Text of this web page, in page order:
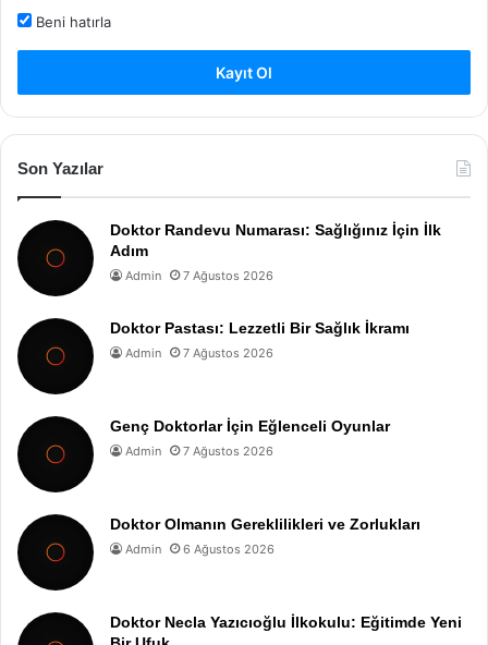
Beni hatırla
Kayıt Ol
Son Yazılar
Doktor Randevu Numarası: Sağlığınız İçin İlk
Adım
Admin 7 Ağustos 2026
Doktor Pastası: Lezzetli Bir Sağlık İkramı
Admin 7 Ağustos 2026
Genç Doktorlar İçin Eğlenceli Oyunlar
Admin 7 Ağustos 2026
Doktor Olmanın Gereklilikleri ve Zorlukları
Admin 6 Ağustos 2026
Doktor Necla Yazıcıoğlu İlkokulu: Eğitimde Yeni